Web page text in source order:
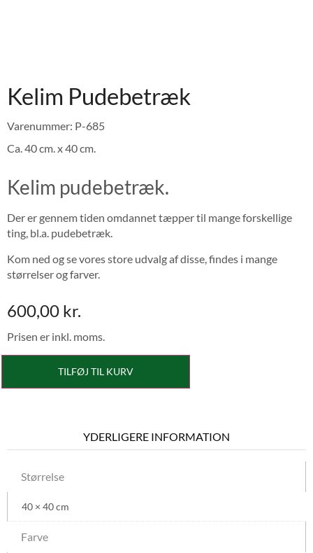
Kelim Pudebetræk
Varenummer: P-685
Ca. 40 cm. x 40 cm.
Kelim pudebetræk.
Der er gennem tiden omdannet tæpper til mange forskellige
ting, bl.a. pudebetræk.
Kom ned og se vores store udvalg af disse, findes i mange
størrelser og farver.
600,00 kr.
Prisen er inkl. moms.
TILFØJ TIL KURV
YDERLIGERE INFORMATION
Størrelse
40 × 40 cm
Farve